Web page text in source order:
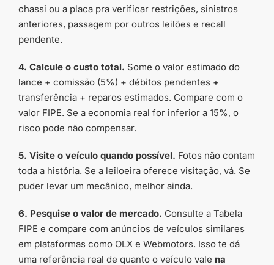
chassi ou a placa pra verificar restrições, sinistros
anteriores, passagem por outros leilões e recall
pendente.
4. Calcule o custo total. Some o valor estimado do
lance + comissão (5%) + débitos pendentes +
transferência + reparos estimados. Compare com o
valor FIPE. Se a economia real for inferior a 15%, o
risco pode não compensar.
5. Visite o veículo quando possível. Fotos não contam
toda a história. Se a leiloeira oferece visitação, vá. Se
puder levar um mecânico, melhor ainda.
6. Pesquise o valor de mercado. Consulte a Tabela
FIPE e compare com anúncios de veículos similares
em plataformas como OLX e Webmotors. Isso te dá
uma referência real de quanto o veículo vale na